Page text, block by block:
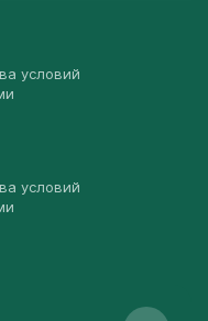
условий
условий